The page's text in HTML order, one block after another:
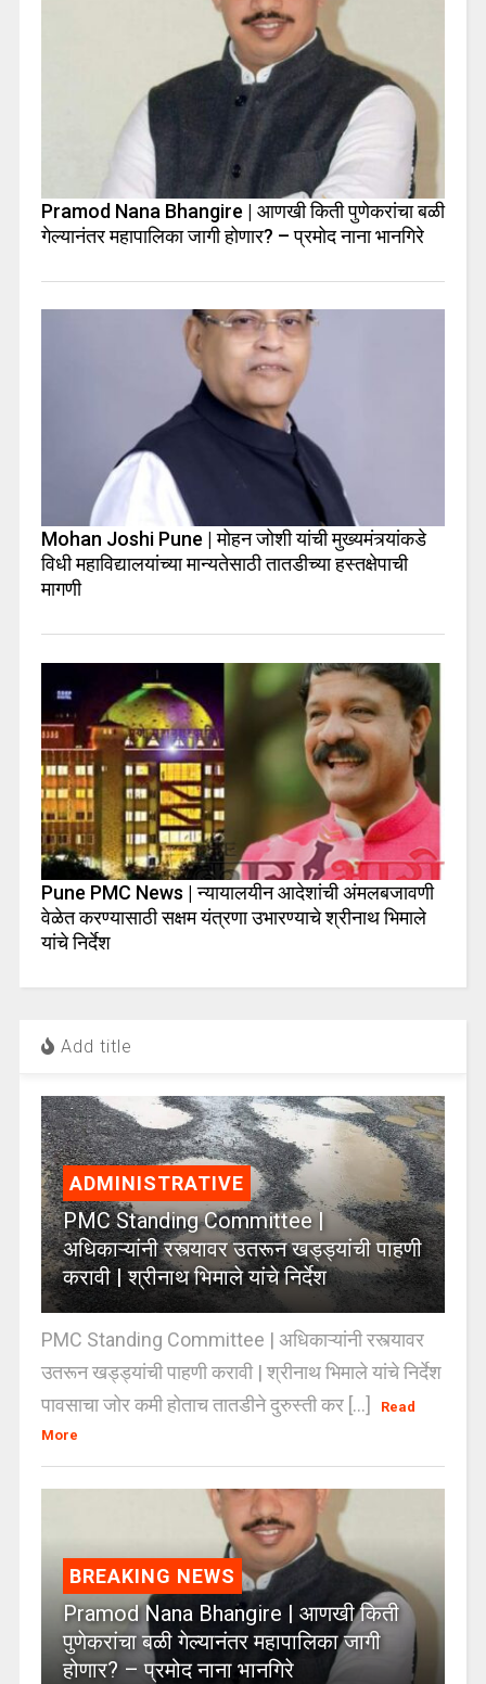
Pramod Nana Bhangire | आणखी किती पुणेकरांचा बळी
गेल्यानंतर महापालिका जागी होणार? – प्रमोद नाना भानगिरे
Mohan Joshi Pune | मोहन जोशी यांची मुख्यमंत्र्यांकडे
विधी महाविद्यालयांच्या मान्यतेसाठी तातडीच्या हस्तक्षेपाची
मागणी
Pune PMC News | न्यायालयीन आदेशांची अंमलबजावणी
वेळेत करण्यासाठी सक्षम यंत्रणा उभारण्याचे श्रीनाथ भिमाले
यांचे निर्देश
Add title
ADMINISTRATIVE
PMC Standing Committee |
अधिकाऱ्यांनी रस्त्यावर उतरून खड्ड्यांची पाहणी
करावी | श्रीनाथ भिमाले यांचे निर्देश
PMC Standing Committee | अधिकाऱ्यांनी रस्त्यावर
उतरून खड्ड्यांची पाहणी करावी | श्रीनाथ भिमाले यांचे निर्देश
पावसाचा जोर कमी होताच तातडीने दुरुस्ती कर [...]
Read
More
BREAKING NEWS
Pramod Nana Bhangire | आणखी किती
पुणेकरांचा बळी गेल्यानंतर महापालिका जागी
होणार? – प्रमोद नाना भानगिरे